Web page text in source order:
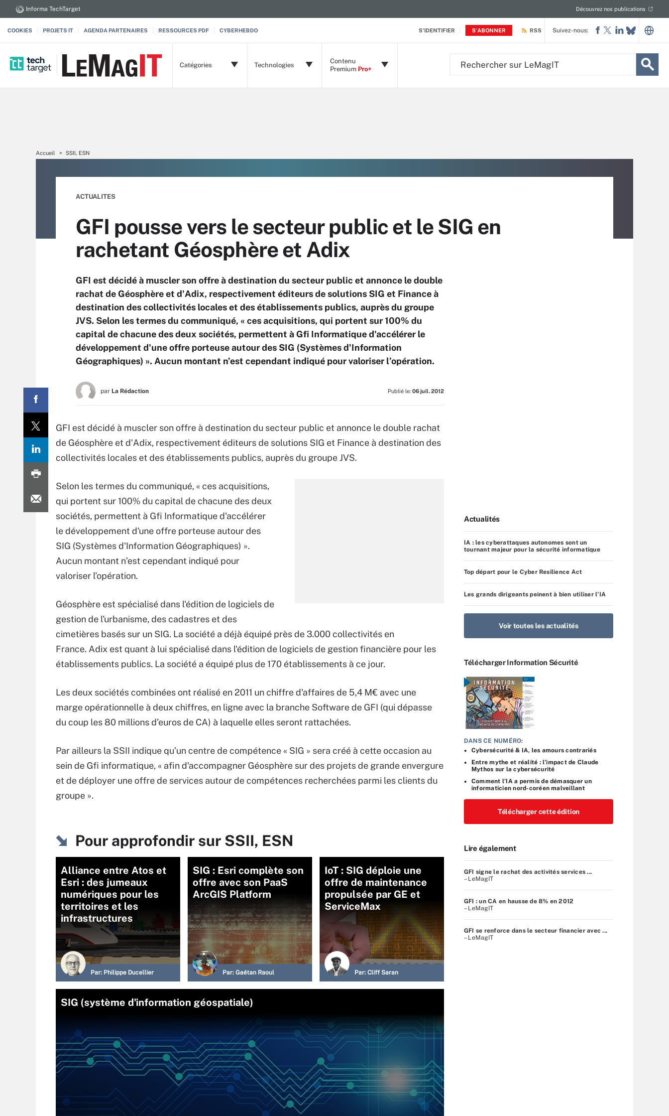
S'IDENTIFIER S'ABONNER
Informa TechTarget Découvrez nos publications
COOKIES PROJETS IT AGENDA PARTENAIRES RESSOURCES PDF CYBERHEBDO RSS
Catégories Technologies
Contenu
Premium Pro+
Suivez-nous:
Accueil SSII, ESN
ACTUALITES
GFI pousse vers le secteur public et le SIG en
rachetant Géosphère et Adix
GFI est décidé à muscler son offre à destination du secteur public et annonce le double
rachat de Géosphère et d'Adix, respectivement éditeurs de solutions SIG et Finance à
destination des collectivités locales et des établissements publics, auprès du groupe
JVS. Selon les termes du communiqué, « ces acquisitions, qui portent sur 100% du
capital de chacune des deux sociétés, permettent à Gfi Informatique d'accélérer le
développement d'une offre porteuse autour des SIG (Systèmes d'Information
Géographiques) ». Aucun montant n’est cependant indiqué pour valoriser l’opération.
par La Rédaction Publié le: 06 juil. 2012
GFI est décidé à muscler son offre à destination du secteur public et annonce le double rachat
de Géosphère et d'Adix, respectivement éditeurs de solutions SIG et Finance à destination des
collectivités locales et des établissements publics, auprès du groupe JVS.
Selon les termes du communiqué, « ces acquisitions,
qui portent sur 100% du capital de chacune des deux
sociétés, permettent à Gfi Informatique d'accélérer
le développement d'une offre porteuse autour des
SIG (Systèmes d'Information Géographiques) ».
Aucun montant n’est cependant indiqué pour
valoriser l’opération.
Géosphère est spécialisé dans l'édition de logiciels de
gestion de l'urbanisme, des cadastres et des
cimetières basés sur un SIG. La société a déjà équipé près de 3.000 collectivités en
France. Adix est quant à lui spécialisé dans l'édition de logiciels de gestion financière pour les
établissements publics. La société a équipé plus de 170 établissements à ce jour.
Les deux sociétés combinées ont réalisé en 2011 un chiffre d'affaires de 5,4 M€ avec une
marge opérationnelle à deux chiffres, en ligne avec la branche Software de GFI (qui dépasse
du coup les 80 millions d’euros de CA) à laquelle elles seront rattachées.
Par ailleurs la SSII indique qu’un centre de compétence « SIG » sera créé à cette occasion au
sein de Gfi informatique, « afin d'accompagner Géosphère sur des projets de grande envergure
et de déployer une offre de services autour de compétences recherchées parmi les clients du
groupe ».
Pour approfondir sur SSII, ESN
Alliance entre Atos et
Esri : des jumeaux
numériques pour les
territoires et les
infrastructures
Par: Philippe Ducellier
SIG : Esri complète son
offre avec son PaaS
ArcGIS Platform
Par: Gaétan Raoul
IoT : SIG déploie une
offre de maintenance
propulsée par GE et
ServiceMax
Par: Cliff Saran
SIG (système d'information géospatiale)
Actualités
IA : les cyberattaques autonomes sont un
tournant majeur pour la sécurité informatique
Top départ pour le Cyber Resilience Act
Les grands dirigeants peinent à bien utiliser l’IA
Voir toutes les actualités
Télécharger Information Sécurité
DANS CE NUMÉRO:
Cybersécurité & IA, les amours contrariés
Entre mythe et réalité : l’impact de Claude
Mythos sur la cybersécurité
Comment l’IA a permis de démasquer un
informaticien nord-coréen malveillant
Télécharger cette édition
Lire également
GFI signe le rachat des activités services ...
– LeMagIT
GFI : un CA en hausse de 8% en 2012
– LeMagIT
GFI se renforce dans le secteur financier avec ...
– LeMagIT